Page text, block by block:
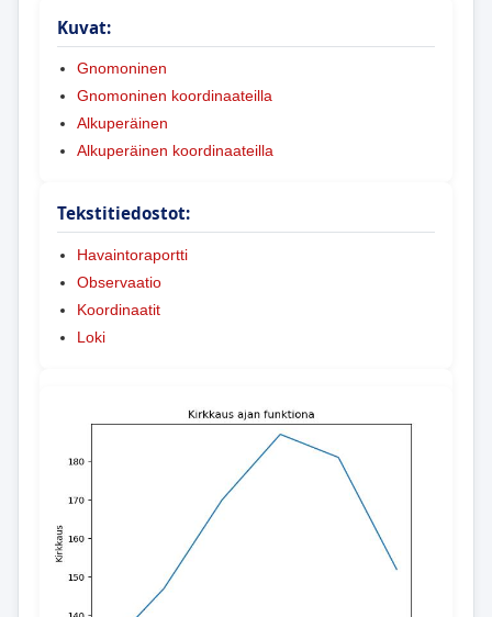
Kuvat:
Gnomoninen
Gnomoninen koordinaateilla
Alkuperäinen
Alkuperäinen koordinaateilla
Tekstitiedostot:
Havaintoraportti
Observaatio
Koordinaatit
Loki